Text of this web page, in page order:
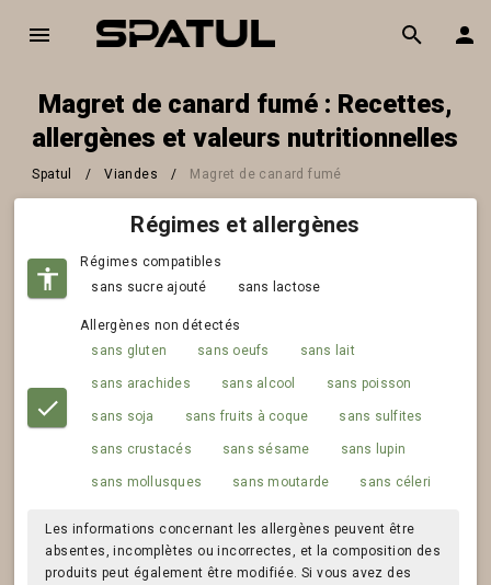
Magret de canard fumé : Recettes,
allergènes et valeurs nutritionnelles
Spatul / Viandes / Magret de canard fumé
Régimes et allergènes
Régimes compatibles
sans sucre ajouté
sans lactose
Allergènes non détectés
sans gluten
sans oeufs sans lait
sans arachides sans alcool sans poisson
sans soja sans fruits à coque sans sulfites
sans crustacés sans sésame sans lupin
sans mollusques sans moutarde sans céleri
Les informations concernant les allergènes peuvent être
absentes, incomplètes ou incorrectes, et la composition des
produits peut également être modifiée. Si vous avez des